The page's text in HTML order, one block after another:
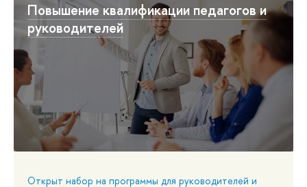
Повышение квалификации педагогов и
руководителей
Открыт набор на программы для руководителей и